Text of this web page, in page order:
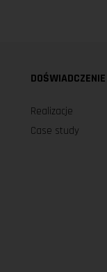
DOŚWIADCZENIE
Realizacje
Case study